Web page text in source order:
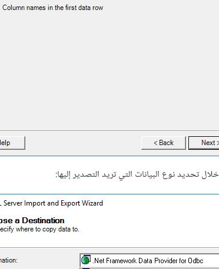
تحديد نوع البيانات التي تريد التصدير إليها: